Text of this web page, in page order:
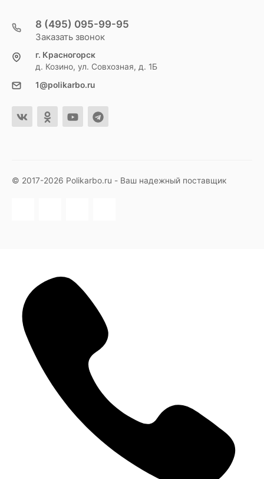
8 (495) 095-99-95
Заказать звонок
г. Красногорск
д. Козино, ул. Совхозная, д. 1Б
1@polikarbo.ru
© 2017-2026 Polikarbo.ru - Ваш надежный поставщик